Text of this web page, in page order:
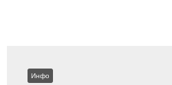
Инфо